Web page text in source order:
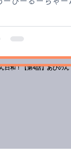
いる可愛過ぎる生
ちゃんである。